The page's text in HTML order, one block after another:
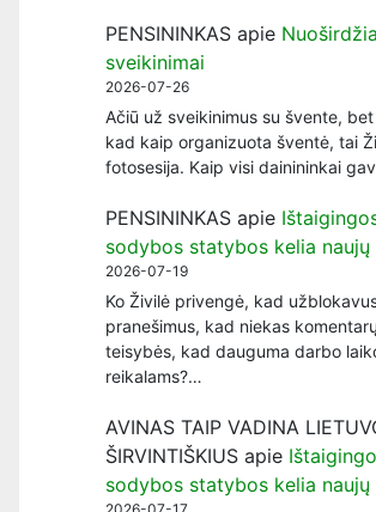
PENSININKAS apie
sveikinimai
2026-07-26
Ačiū už sveikinimus su švente,
kad kaip organizuota šventė, tai
fotosesija. Kaip visi dainininkai
PENSININKAS apie
sodybos statybos kelia naujų
2026-07-19
Ko Živilė privengė, kad
pranešimus, kad niekas
teisybės, kad dauguma darbo
reikalams?…
AVINAS TAIP VADINA
ŠIRVINTIŠKIUS apie
sodybos statybos kelia naujų